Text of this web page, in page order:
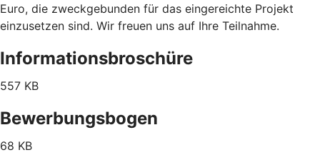
Euro, die zweckgebunden für das eingereichte Projekt
einzusetzen sind. Wir freuen uns auf Ihre Teilnahme.
Informationsbroschüre
557 KB
Bewerbungsbogen
68 KB